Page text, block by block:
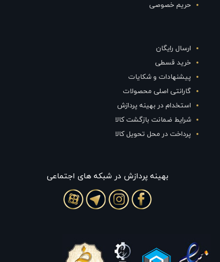
حریم خصوصی
ارسال رایگان
خرید قسطی
پیشنهادات و شکایات
گارانتی اصلی محصولات
استخدام در بهینه پردازش
شرایط ضمانت بازگشت کالا
پرداخت در محل تحویل کالا
بهينه پردازش در شبکه های اجتماعی